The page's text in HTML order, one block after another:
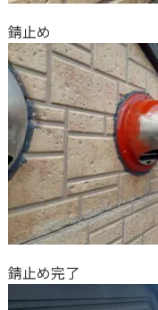
錆止め
錆止め完了